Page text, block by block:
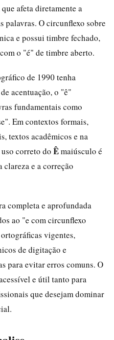
afeta diretamente a
palavras. O circunflexo sobre
e possui timbre fechado,
o "é" de timbre aberto.
de 1990 tenha
acentuação, o "ê"
fundamentais como
Em contextos formais,
textos acadêmicos e na
correto do Êmaiúsculo é
e a correção
completa e aprofundada
ao "e com circunflexo
vigentes,
de digitação e
para evitar erros comuns. O
e útil tanto para
que desejam dominar